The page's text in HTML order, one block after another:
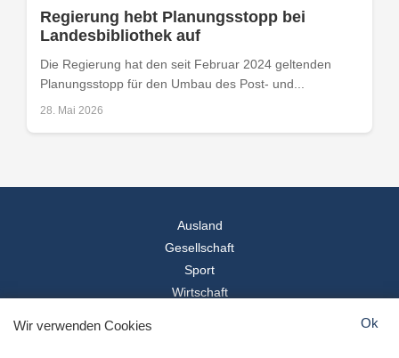
Regierung hebt Planungsstopp bei
Landesbibliothek auf
Die Regierung hat den seit Februar 2024 geltenden
Planungsstopp für den Umbau des Post- und...
28. Mai 2026
Ausland
Gesellschaft
Sport
Wirtschaft
© 2026Landesspiegel
Wir verwenden Cookies Ok